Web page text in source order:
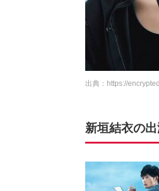
出典： https://
新垣結衣の